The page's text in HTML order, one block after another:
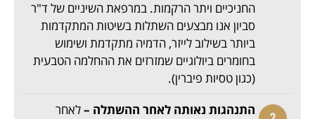
החניכיים ויתר הרקמות. במרפאת השיניים של ד"ר
סביון אנו מבצעים השתלות בשיטות המתקדמות
ביותר בשילוב לייזר, הדמיה מתקדמת ושימוש
בחומרים ביולוגיים שמזרזים את ההחלמה הטבעית
(כגון טסיות פיברין).
התנהגות נאותה לאחר ההשתלה –לאחר